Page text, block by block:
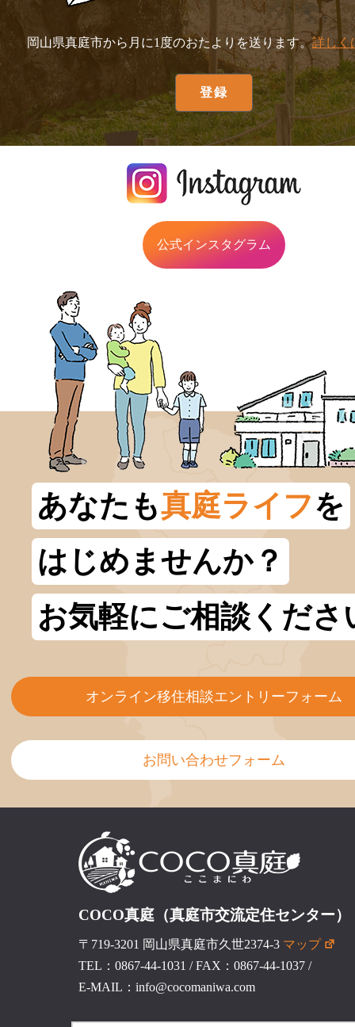
岡山県真庭市から月に1度のおたよりを送ります。詳しく
公式インスタグラム
あなたも真庭ライフを
はじめませんか？
お気軽にご相談くださ
オンライン移住相談エントリーフォーム
お問い合わせフォーム
COCO真庭（真庭市交流定住センター）
〒719-3201 岡山県真庭市久世2374-3 マップ
TEL：0867-44-1031 /FAX：0867-44-1037/
E-MAIL：info@cocomaniwa.com